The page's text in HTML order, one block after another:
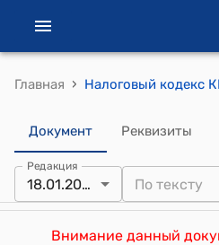
Главная ›
Документ Реквизиты
Редакция
18.01.2022
Внимание данный